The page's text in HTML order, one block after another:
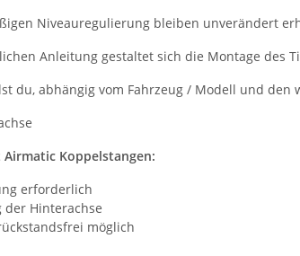
Niveauregulierung bleiben unverändert
Anleitung gestaltet sich die Montage des
du, abhängig vom Fahrzeug / Modell und den
Koppelstangen:
erforderlich
der Hinterachse
möglich